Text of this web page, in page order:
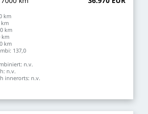
km
km
km
km
km
137,0
n.v.
n.v.
innerorts: n.v.